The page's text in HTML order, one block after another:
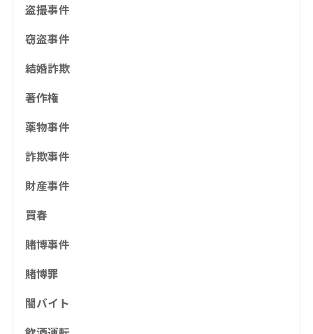
盗撮事件
窃盗事件
結婚詐欺
著作権
薬物事件
詐欺事件
財産事件
買春
賭博事件
賭博罪
闇バイト